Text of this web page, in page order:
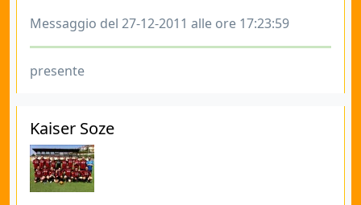
Messaggio del 27-12-2011 alle ore 17:23:59
presente
Kaiser Soze